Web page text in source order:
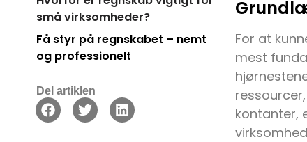
små virksomheder?
Få styr på regnskabet – nemt
og professionelt
Del artiklen
For at
mest
kontanter,